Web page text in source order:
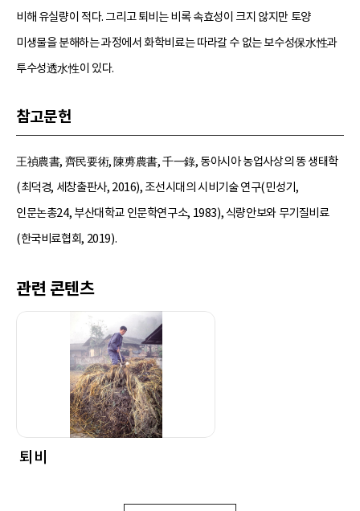
비해 유실량이 적다. 그리고 퇴비는 비록 속효성이 크지 않지만 토양
미생물을 분해하는 과정에서 화학비료는 따라갈 수 없는 보수성保水性과
투수성透水性이 있다.
참고문헌
王禎農書, 齊民要術, 陳旉農書, 千一錄, 동아시아 농업사상의 똥 생태학
(최덕경, 세창출판사, 2016), 조선시대의 시비기술 연구(민성기,
인문논총24, 부산대학교 인문학연구소, 1983), 식량안보와 무기질비료
(한국비료협회, 2019).
관련 콘텐츠
퇴비